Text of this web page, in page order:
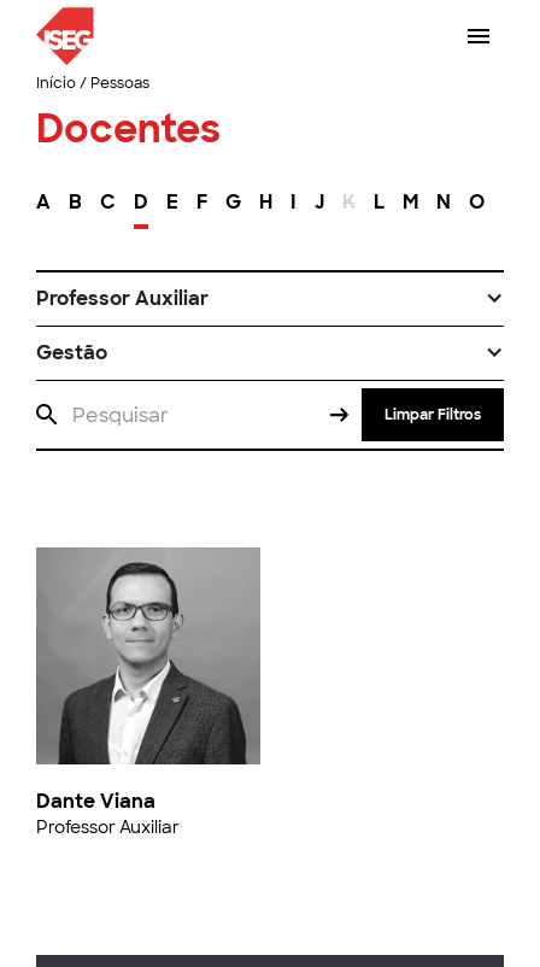
Início/ Pessoas
Docentes
A B C D E F G H I J K L M N O
Professor Auxiliar
Gestão
Limpar Filtros
Dante Viana
Professor Auxiliar